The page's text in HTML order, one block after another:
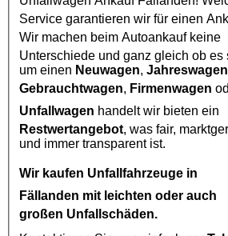
Service garantieren wir für einen
Wir machen beim Autoankaufkeine
Unterschiede und ganz gleich ob es sich
um einen Neuwagen, Jahreswagen
Gebrauchtwagen, Firmenwagen
Unfallwagen
handelt wir bieten ein
Restwertangebot, was fair,
und immer transparent ist.
Wir kaufen Unfallfahrzeuge in
Fällanden mit leichten oder auch
großen Unfallschäden.